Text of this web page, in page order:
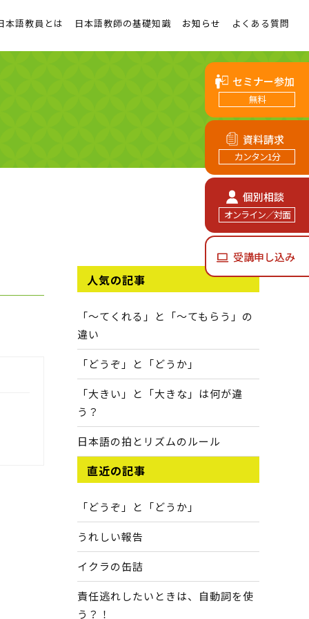
セミナー参加
無料
資料請求
カンタン1分
個別相談
オンライン／対面
受講申し込み
本語教員とは 日本語教師の基礎知識 お知らせ よくある質問
人気の記事
「～てくれる」と「～てもらう」の
違い
「どうぞ」と「どうか」
「大きい」と「大きな」は何が違
う？
日本語の拍とリズムのルール
直近の記事
「どうぞ」と「どうか」
うれしい報告
イクラの缶詰
責任逃れしたいときは、自動詞を使
う？！